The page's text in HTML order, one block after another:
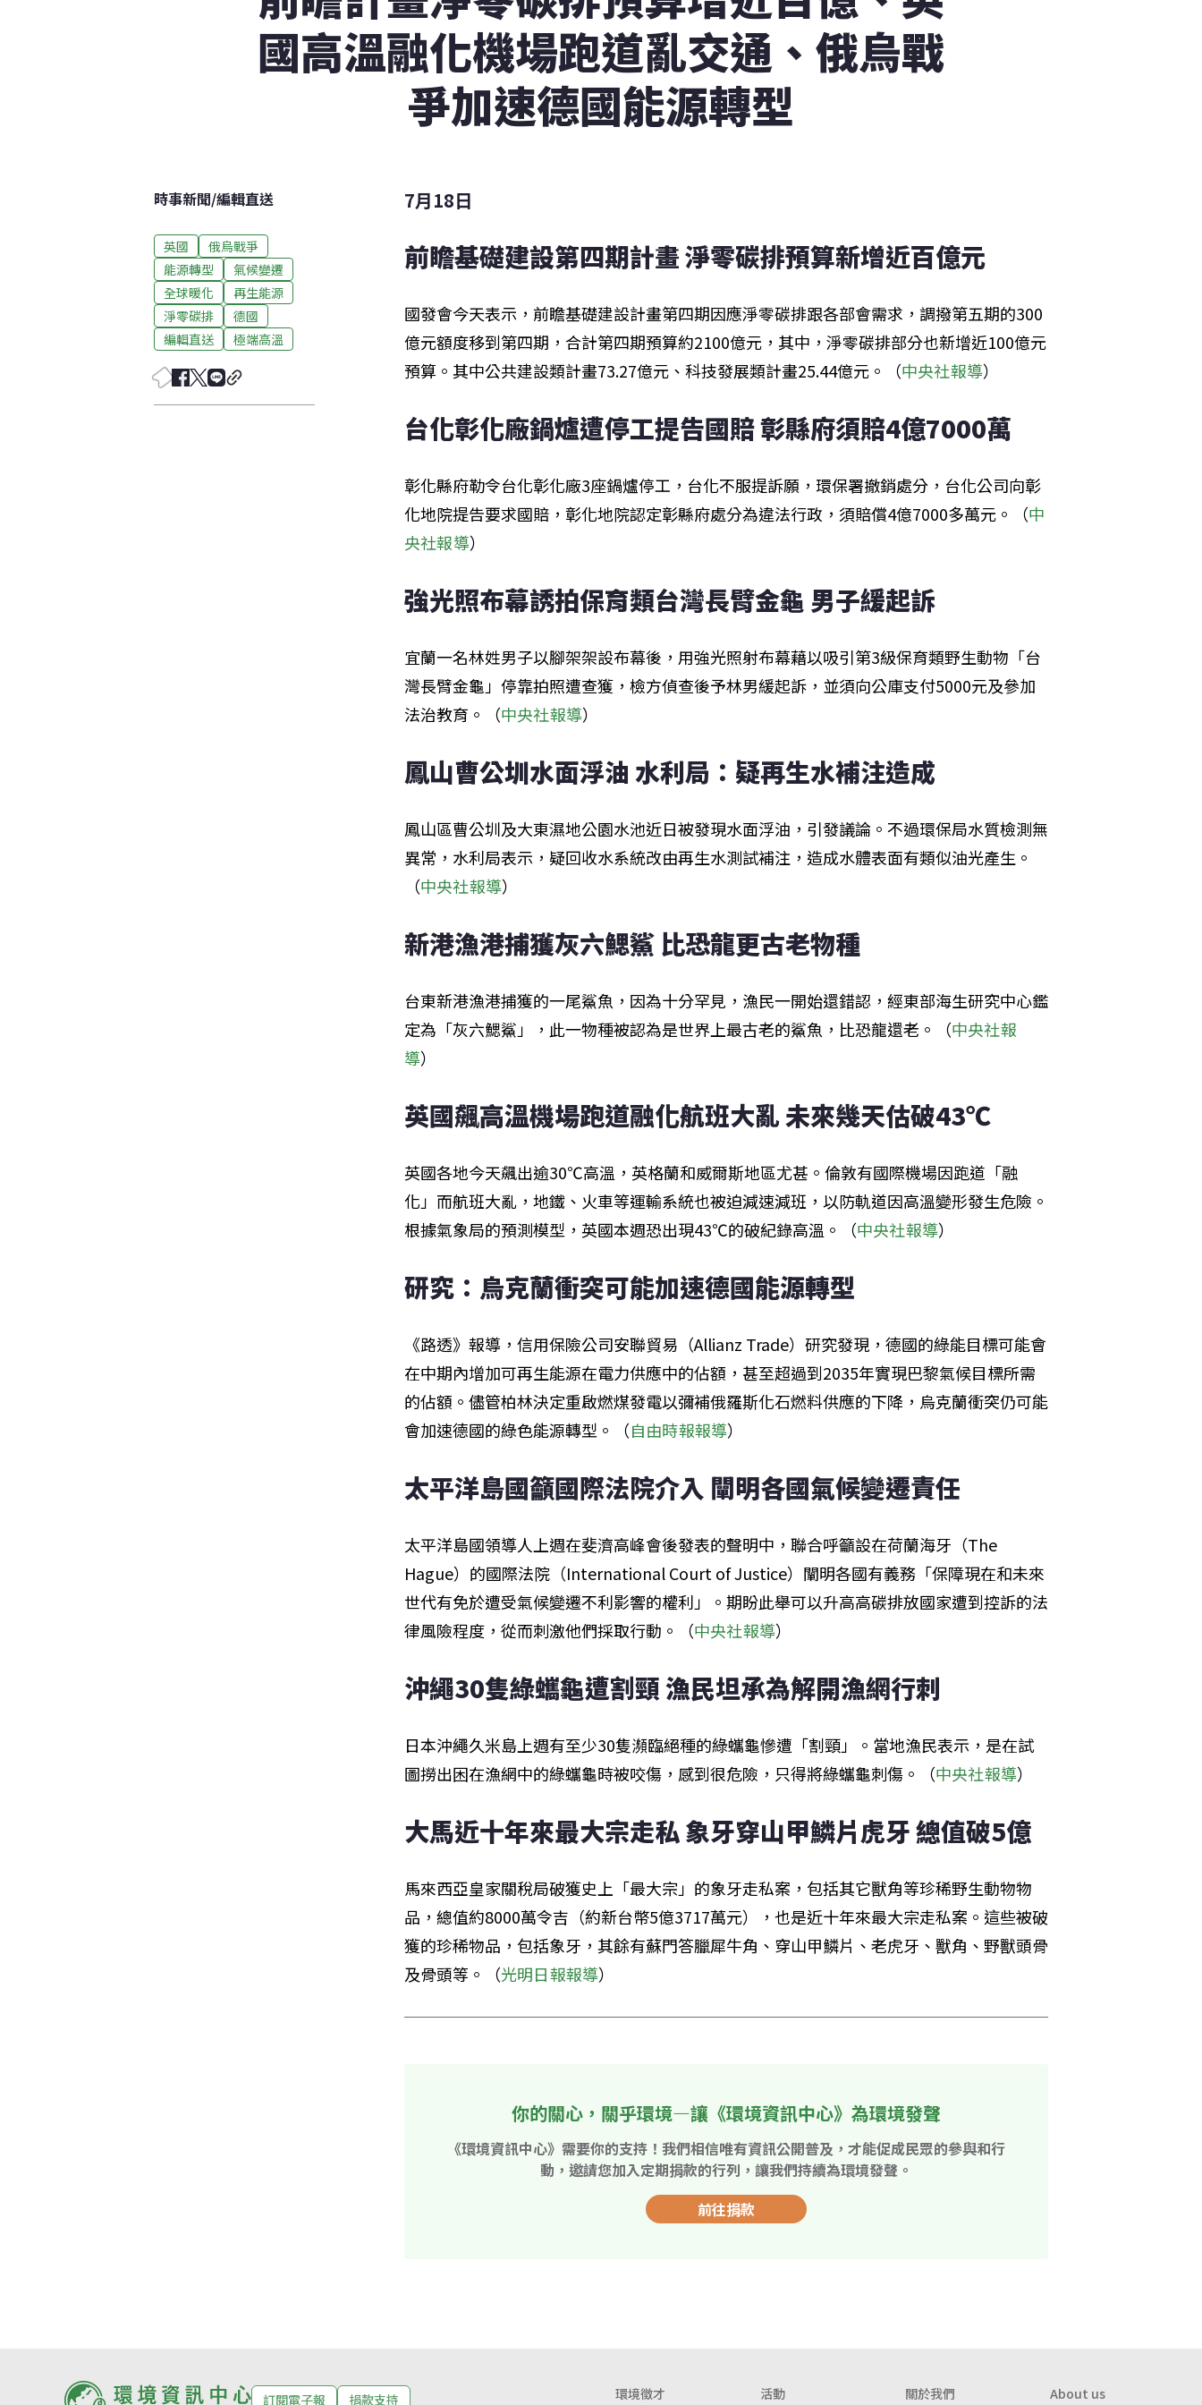
國高溫融化機場跑道亂交通、俄烏戰
爭加速德國能源轉型
時事新聞/編輯直送
英國
俄烏戰爭
能源轉型
氣候變遷
全球暖化
再生能源
淨零碳排
德國
編輯直送
極端高溫
7月18日
前瞻基礎建設第四期計畫 淨零碳排預算新增近百億元
國發會今天表示，前瞻基礎建設計畫第四期因應淨零碳排跟各部會需求，調撥第五期的300
億元額度移到第四期，合計第四期預算約2100億元，其中，淨零碳排部分也新增近100億元
預算。其中公共建設類計畫73.27億元、科技發展類計畫25.44億元。（中央社報導）
台化彰化廠鍋爐遭停工提告國賠 彰縣府須賠4億7000萬
彰化縣府勒令台化彰化廠3座鍋爐停工，台化不服提訴願，環保署撤銷處分，台化公司向彰
化地院提告要求國賠，彰化地院認定彰縣府處分為違法行政，須賠償4億7000多萬元。（中
央社報導）
強光照布幕誘拍保育類台灣長臂金龜 男子緩起訴
宜蘭一名林姓男子以腳架架設布幕後，用強光照射布幕藉以吸引第3級保育類野生動物「台
灣長臂金龜」停靠拍照遭查獲，檢方偵查後予林男緩起訴，並須向公庫支付5000元及參加
法治教育。（中央社報導）
鳳山曹公圳水面浮油 水利局：疑再生水補注造成
鳳山區曹公圳及大東濕地公園水池近日被發現水面浮油，引發議論。不過環保局水質檢測無
異常，水利局表示，疑回收水系統改由再生水測試補注，造成水體表面有類似油光產生。
（中央社報導）
新港漁港捕獲灰六鰓鯊 比恐龍更古老物種
台東新港漁港捕獲的一尾鯊魚，因為十分罕見，漁民一開始還錯認，經東部海生研究中心鑑
定為「灰六鰓鯊」，此一物種被認為是世界上最古老的鯊魚，比恐龍還老。（中央社報
導）
英國飆高溫機場跑道融化航班大亂 未來幾天估破43℃
英國各地今天飆出逾30℃高溫，英格蘭和威爾斯地區尤甚。倫敦有國際機場因跑道「融
化」而航班大亂，地鐵、火車等運輸系統也被迫減速減班，以防軌道因高溫變形發生危險。
根據氣象局的預測模型，英國本週恐出現43℃的破紀錄高溫。（中央社報導）
研究：烏克蘭衝突可能加速德國能源轉型
《路透》報導，信用保險公司安聯貿易（Allianz Trade）研究發現，德國的綠能目標可能會
在中期內增加可再生能源在電力供應中的佔額，甚至超過到2035年實現巴黎氣候目標所需
的佔額。儘管柏林決定重啟燃煤發電以彌補俄羅斯化石燃料供應的下降，烏克蘭衝突仍可能
會加速德國的綠色能源轉型。（自由時報報導）
太平洋島國籲國際法院介入 闡明各國氣候變遷責任
太平洋島國領導人上週在斐濟高峰會後發表的聲明中，聯合呼籲設在荷蘭海牙（The
Hague）的國際法院（International Court of Justice）闡明各國有義務「保障現在和未來
世代有免於遭受氣候變遷不利影響的權利」。期盼此舉可以升高高碳排放國家遭到控訴的法
律風險程度，從而刺激他們採取行動。（中央社報導）
沖繩30隻綠蠵龜遭割頸 漁民坦承為解開漁網行刺
日本沖繩久米島上週有至少30隻瀕臨絕種的綠蠵龜慘遭「割頸」。當地漁民表示，是在試
圖撈出困在漁網中的綠蠵龜時被咬傷，感到很危險，只得將綠蠵龜刺傷。（中央社報導）
大馬近十年來最大宗走私 象牙穿山甲鱗片虎牙 總值破5億
馬來西亞皇家關稅局破獲史上「最大宗」的象牙走私案，包括其它獸角等珍稀野生動物物
品，總值約8000萬令吉（約新台幣5億3717萬元），也是近十年來最大宗走私案。這些被破
獲的珍稀物品，包括象牙，其餘有蘇門答臘犀牛角、穿山甲鱗片、老虎牙、獸角、野獸頭骨
及骨頭等。（光明日報報導）
你的關心，關乎環境—讓《環境資訊中心》為環境發聲
《環境資訊中心》需要你的支持！我們相信唯有資訊公開普及，才能促成民眾的參與和行
動，邀請您加入定期捐款的行列，讓我們持續為環境發聲。
前往捐款
訂閱電子報 捐款支持 環境徵才 活動 關於我們 About us